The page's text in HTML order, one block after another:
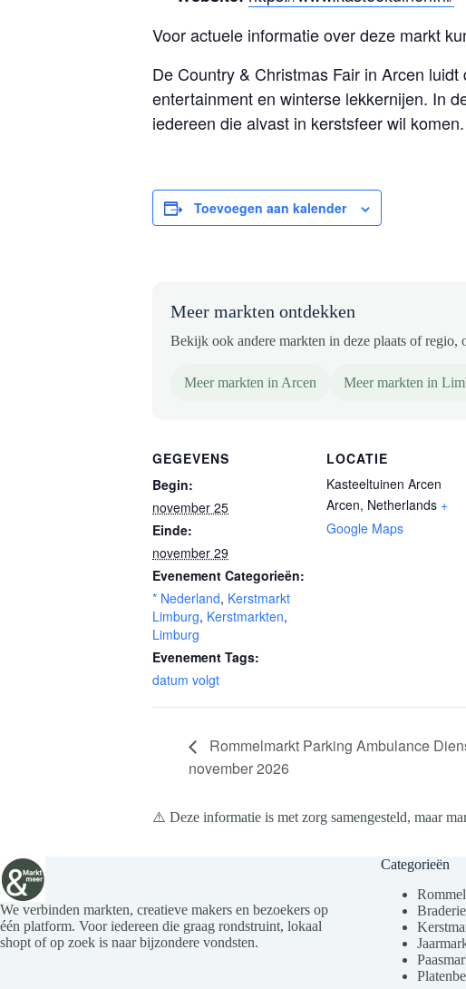
Voor actuele informatie over deze markt
De Country & Christmas Fair in Arcen
entertainment en winterse lekkernijen. In
iedereen die alvast in kerstsfeer wil komen.
Toevoegen aan kalender
Meer markten ontdekken
Bekijk ook andere markten in deze plaats of regio,
Meer markten in Arcen Meer markten in
GEGEVENS
Begin:
november 25
Einde:
november 29
Evenement Categorieën:
* Nederland, Kerstmarkt
Limburg, Kerstmarkten,
Limburg
Evenement Tags:
datum volgt
LOCATIE
Kasteeltuinen Arcen
Arcen, Netherlands +
Google Maps
Rommelmarkt Parking Ambulance
november 2026
⚠️ Deze informatie is met zorg samengesteld, maar
We verbinden markten, creatieve makers en bezoekers op
één platform. Voor iedereen die graag rondstruint, lokaal
shopt of op zoek is naar bijzondere vondsten.
Categorieën